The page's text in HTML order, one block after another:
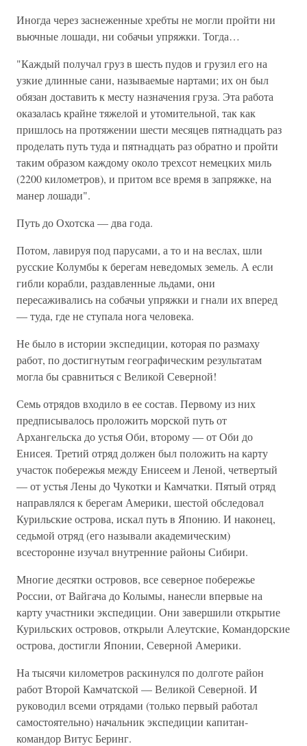
Иногда через заснеженные хребты не могли пройти ни
вьючные лошади, ни собачьи упряжки. Тогда…
"Каждый получал груз в шесть пудов и грузил его на
узкие длинные сани, называемые нартами; их он был
обязан доставить к месту назначения груза. Эта работа
оказалась крайне тяжелой и утомительной, так как
пришлось на протяжении шести месяцев пятнадцать раз
проделать путь туда и пятнадцать раз обратно и пройти
таким образом каждому около трехсот немецких миль
(2200 километров), и притом все время в запряжке, на
манер лошади".
Путь до Охотска — два года.
Потом, лавируя под парусами, а то и на веслах, шли
русские Колумбы к берегам неведомых земель. А если
гибли корабли, раздавленные льдами, они
пересаживались на собачьи упряжки и гнали их вперед
— туда, где не ступала нога человека.
Не было в истории экспедиции, которая по размаху
работ, по достигнутым географическим результатам
могла бы сравниться с Великой Северной!
Семь отрядов входило в ее состав. Первому из них
предписывалось проложить морской путь от
Архангельска до устья Оби, второму — от Оби до
Енисея. Третий отряд должен был положить на карту
участок побережья между Енисеем и Леной, четвертый
— от устья Лены до Чукотки и Камчатки. Пятый отряд
направлялся к берегам Америки, шестой обследовал
Курильские острова, искал путь в Японию. И наконец,
седьмой отряд (его называли академическим)
всесторонне изучал внутренние районы Сибири.
Многие десятки островов, все северное побережье
России, от Вайгача до Колымы, нанесли впервые на
карту участники экспедиции. Они завершили открытие
Курильских островов, открыли Алеутские, Командорские
острова, достигли Японии, Северной Америки.
На тысячи километров раскинулся по долготе район
работ Второй Камчатской — Великой Северной. И
руководил всеми отрядами (только первый работал
самостоятельно) начальник экспедиции капитан-
командор Витус Беринг.